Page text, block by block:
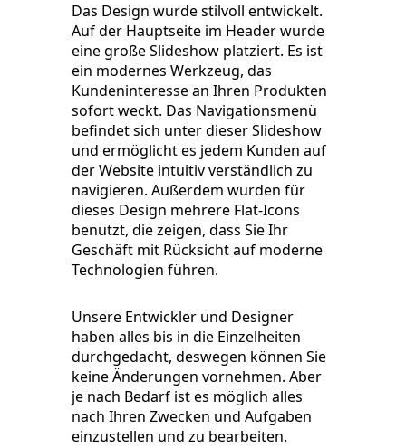
Das Design wurde stilvoll entwickelt.
Auf der Hauptseite im Header wurde
eine große Slideshow platziert. Es ist
ein modernes Werkzeug, das
Kundeninteresse an Ihren Produkten
sofort weckt. Das Navigationsmenü
befindet sich unter dieser Slideshow
und ermöglicht es jedem Kunden auf
der Website intuitiv verständlich zu
navigieren. Außerdem wurden für
dieses Design mehrere Flat-Icons
benutzt, die zeigen, dass Sie Ihr
Geschäft mit Rücksicht auf moderne
Technologien führen.
Unsere Entwickler und Designer
haben alles bis in die Einzelheiten
durchgedacht, deswegen können Sie
keine Änderungen vornehmen. Aber
je nach Bedarf ist es möglich alles
nach Ihren Zwecken und Aufgaben
einzustellen und zu bearbeiten.